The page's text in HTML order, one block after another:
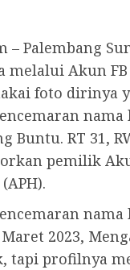
– Palembang
melalui Akun
foto dirinya
Buntu. RT 31,
pemilik
2023,
tapi profilnya